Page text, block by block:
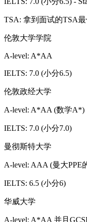
TSA: 拿到面试的TSA
伦敦大学学院
A-level: A*AA
IELTS: 7.0 (小分6.5)
伦敦政经大学
A-level: A*AA (数学A*)
IELTS: 7.0 (小分7.0)
曼彻斯特大学
A-level: AAA (曼大
IELTS: 6.5 (小分6)
华威大学
A-level: A*AA 并且